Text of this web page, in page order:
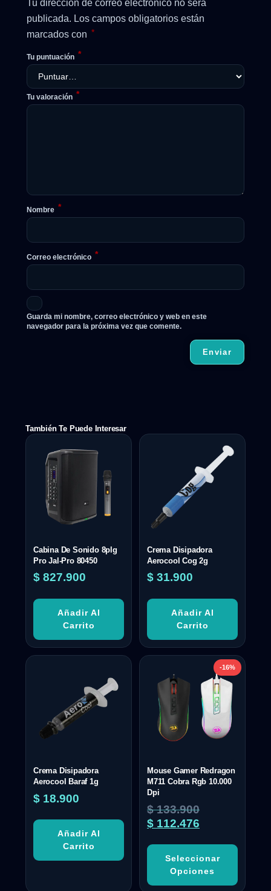
Tu dirección de correo electrónico no será
publicada. Los campos obligatorios están
marcados con *
Tu puntuación *
Tu valoración *
Nombre *
Correo electrónico *
Guarda mi nombre, correo electrónico y web en este
navegador para la próxima vez que comente.
También Te Puede Interesar
Cabina De Sonido 8plg
Pro Jal-Pro 80450
$ 827.900
Añadir Al
Carrito
Crema Disipadora
Aerocool Cog 2g
$ 31.900
Añadir Al
Carrito
Crema Disipadora
Aerocool Baraf 1g
$ 18.900
Añadir Al
Carrito
-16%
Mouse Gamer Redragon
M711 Cobra Rgb 10.000
Dpi
$133.900
$ 112.476
Seleccionar
Opciones